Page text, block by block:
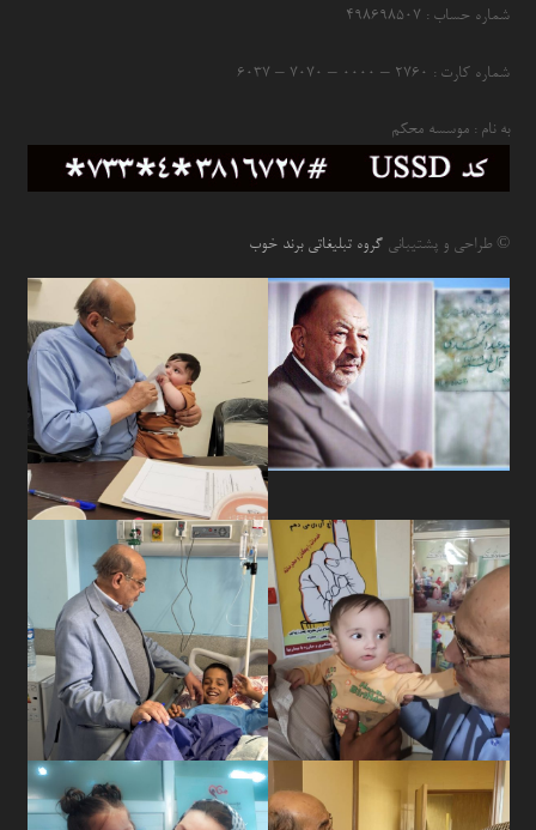
شماره حساب : ۴۹۸۶۹۸۵۰۷
شماره کارت : ۲۷۶۰ – ۰۰۰۰ – ۷۰۷۰ – ۶۰۳۷
به نام : موسسه محکم
© طراحی و پشتیبانیگروه تبلیغاتی برند خوب